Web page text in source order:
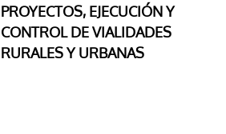
PROYECTOS, EJECUCIÓN Y
CONTROL DE VIALIDADES
RURALES Y URBANAS